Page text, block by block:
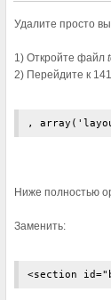
Удалите просто
1) Откройте файл
2) Перейдите к
,
Ниже полностью
Заменить:
<section